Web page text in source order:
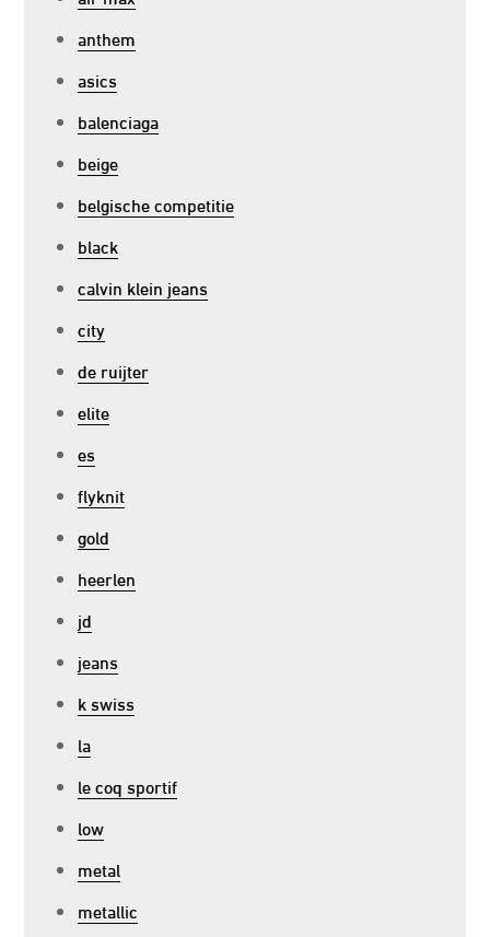
anthem
asics
balenciaga
beige
belgische competitie
black
calvin klein jeans
city
de ruijter
elite
es
flyknit
gold
heerlen
jd
jeans
k swiss
la
le coq sportif
low
metal
metallic